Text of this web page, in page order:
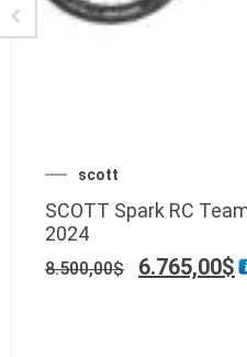
scott
SCOTT Spark RC
2024
8.500,00$ 6.765,00$